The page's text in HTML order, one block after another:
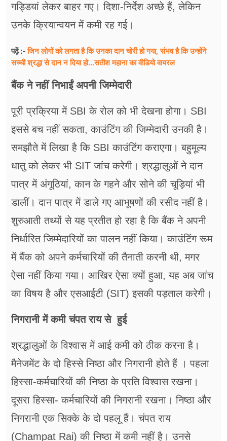
गड्डियां लेकर बाहर गए। दिशा-निर्देश अच्छे हैं, लेकिन
उनके क्रियान्वयन में कमी रह गई।
पढ़ें :-जिन लोगों को लगता है कि उनका दान चोरी हो गया, संभव है कि उन्होंने
सच्ची श्रद्धा से दान न दिया हो...सतीश महाना का वीडियो वायरल
बैंक ने नहीं निभाईं अपनी जिम्मेदारी
पूरी प्रक्रिया में SBI के रोल को भी देखना होगा। SBI
इससे बच नहीं सकता, काउंटिंग की जिम्मेदारी उनकी है।
समझौते में लिखा है कि SBI काउंटिंग कराएगा। बहुमूल्य
धातु को लेकर भी SIT जांच करेगी। श्रद्धालुओं ने दान
पात्र में अंगूठियां, कान के गहने और सोने की चूड़ियां भी
डालीं। दान पात्र में डाले गए आभूषणों की रसीद नहीं है।
शुरुआती तथ्यों से यह प्रतीत हो रहा है कि बैंक ने अपनी
निर्धारित जिम्मेदारियों का पालन नहीं किया। काउंटिंग रूम
में बैंक को अपने कर्मचारियों की तैनाती करनी थी, मगर
ऐसा नहीं किया गया। आखिर ऐसा क्यों हुआ, यह अब जांच
का विषय है और एसआईटी (SIT) इसकी पड़ताल करेगी।
निगरानी में कमी चंपत राय से हुई
श्रद्धालुओं के विश्वास में आई कमी को ठीक करना है।
मैनेजमेंट के दो हिस्से निष्ठा और निगरानी होते हैं । पहला
हिस्सा-कर्मचारियों की निष्ठा के प्रति विश्वास रखना।
दूसरा हिस्सा- कर्मचारियों की निगरानी रखना। निष्ठा और
निगरानी एक सिक्के के दो पहलू हैं। चंपत राय
(Champat Rai) की निष्ठा में कमी नहीं है। उनसे